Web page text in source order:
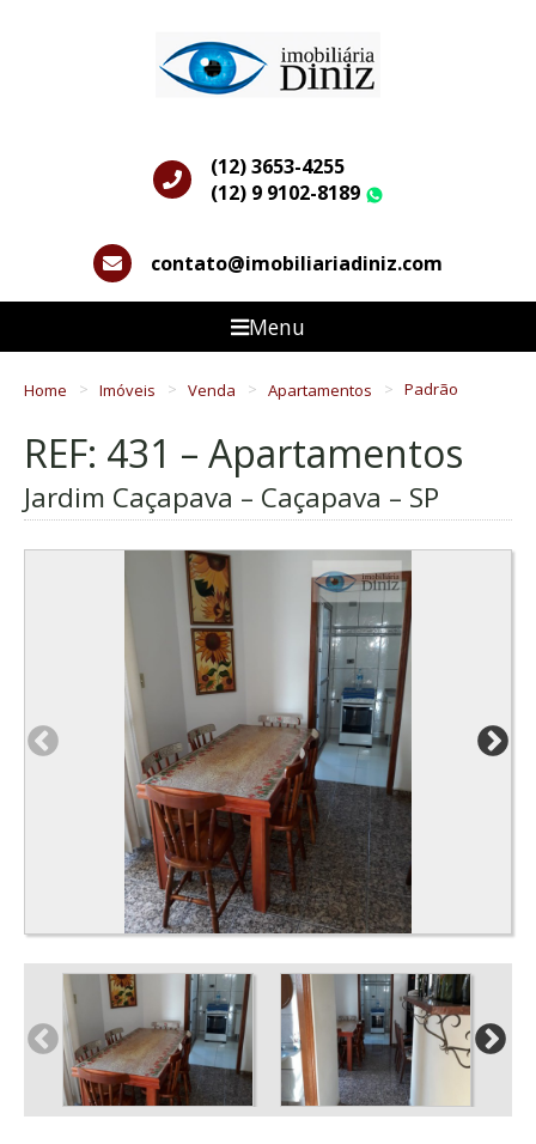
(12) 3653-4255
(12) 9 9102-8189
contato@imobiliariadiniz.com
Menu
Home Imóveis Venda Apartamentos Padrão
REF: 431 – Apartamentos
Jardim Caçapava – Caçapava – SP